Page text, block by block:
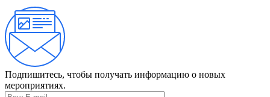
Подпишитесь, чтобы получать информацию о новых
мероприятиях.